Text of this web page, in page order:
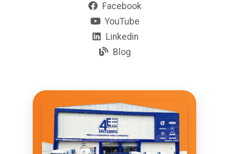
Facebook
YouTube
Linkedin
Blog